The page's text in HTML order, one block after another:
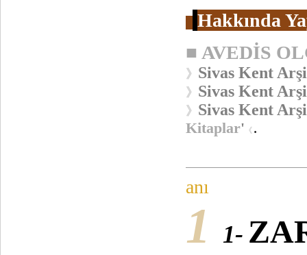
Hakkında
■ AVEDİS
》 Sivas Kent
》 Sivas Kent
》 Sivas Kent
Kitaplar' 《 .
anı
1 1-